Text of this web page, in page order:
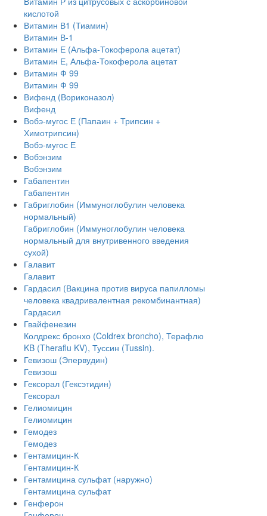
кислотой
Витамин В1 (Тиамин)
Витамин В-1
Витамин Е (Альфа-Токоферола ацетат)
Витамин Е, Альфа-Токоферола ацетат
Витамин Ф 99
Витамин Ф 99
Вифенд (Вориконазол)
Вифенд
Вобэ-мугос Е (Папаин + Трипсин +
Химотрипсин)
Вобэ-мугос Е
Вобэнзим
Вобэнзим
Габапентин
Габапентин
Габриглобин (Иммуноглобулин человека
нормальный)
Габриглобин (Иммуноглобулин человека
нормальный для внутривенного введения
сухой)
Галавит
Галавит
Гардасил (Вакцина против вируса папилломы
человека квадривалентная рекомбинантная)
Гардасил
Гвайфенезин
Колдрекс бронхо (Coldrex broncho), Терафлю
KB (Theraflu KV), Туссин (Tussin).
Гевизош (Эпервудин)
Гевизош
Гексорал (Гексэтидин)
Гексорал
Гелиомицин
Гелиомицин
Гемодез
Гемодез
Гентамицин-К
Гентамицин-К
Гентамицина сульфат (наружно)
Гентамицина сульфат
Генферон